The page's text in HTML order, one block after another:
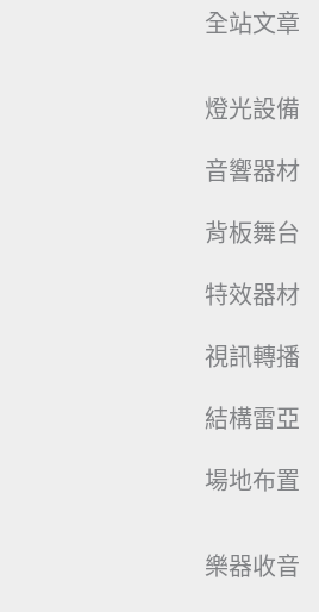
全站文章
燈光設備
音響器材
背板舞台
特效器材
視訊轉播
結構雷亞
場地布置
樂器收音